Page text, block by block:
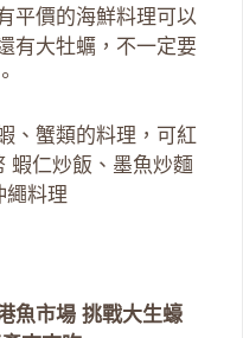
平價的海鮮料理可以
有大牡蠣，不一定要
、蟹類的料理，可紅
蝦仁炒飯、墨魚炒麵
繩料理
魚市場 挑戰大生蠔